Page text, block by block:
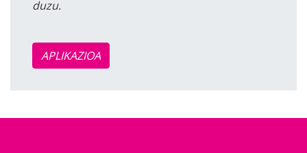
duzu.
APLIKAZIOA